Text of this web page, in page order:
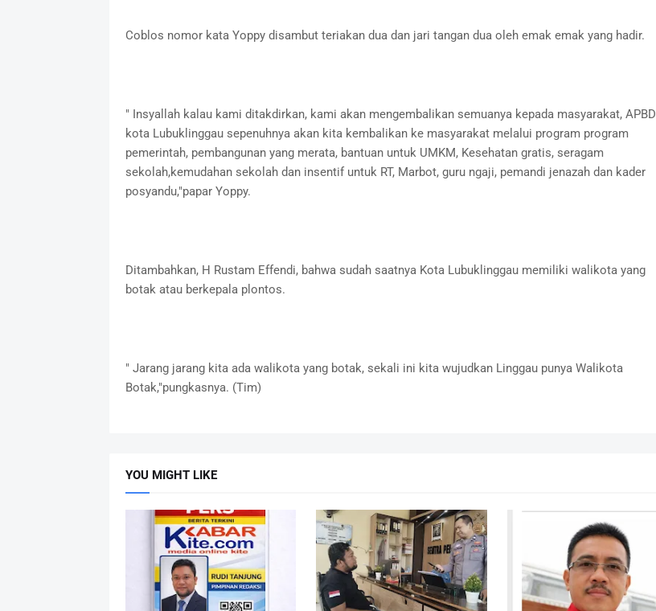
Coblos nomor kata Yoppy disambut teriakan dua dan jari tangan dua oleh emak emak yang hadir.
" Insyallah kalau kami ditakdirkan, kami akan mengembalikan semuanya kepada masyarakat, APBD
kota Lubuklinggau sepenuhnya akan kita kembalikan ke masyarakat melalui program program
pemerintah, pembangunan yang merata, bantuan untuk UMKM, Kesehatan gratis, seragam
sekolah,kemudahan sekolah dan insentif untuk RT, Marbot, guru ngaji, pemandi jenazah dan kader
posyandu,"papar Yoppy.
Ditambahkan, H Rustam Effendi, bahwa sudah saatnya Kota Lubuklinggau memiliki walikota yang
botak atau berkepala plontos.
" Jarang jarang kita ada walikota yang botak, sekali ini kita wujudkan Linggau punya Walikota
Botak,"pungkasnya. (Tim)
YOU MIGHT LIKE